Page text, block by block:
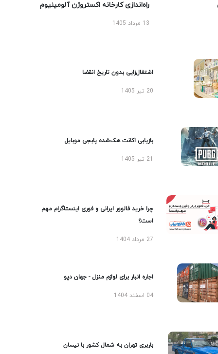
راه‌اندازی کارخانه اکستروژن آلومینیوم
13 مرداد 1405
اشتغال‌زایی بدون تاریخ انقضا
20 تیر 1405
بازیابی اکانت هک‌شده پابجی موبایل
چرا خرید فالوور ایرانی و فوری اینستاگرام مهم
است؟
27 مرداد 1404
اجاره انبار برای لوازم منزل - جهان دپو
04 اسفند 1404
باربری تهران به شمال کشور با نیسان